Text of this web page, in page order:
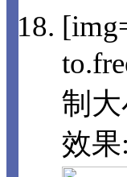
制大
效果: